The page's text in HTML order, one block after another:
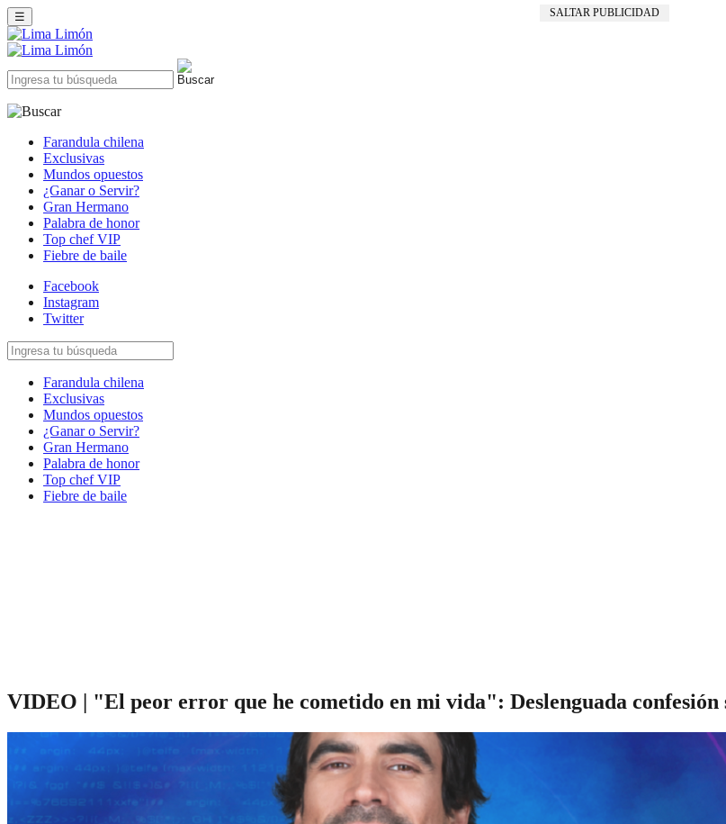
SALTAR PUBLICIDAD
☰
Farandula chilena
Exclusivas
Mundos opuestos
¿Ganar o Servir?
Gran Hermano
Palabra de honor
Top chef VIP
Fiebre de baile
Facebook
Instagram
Twitter
Farandula chilena
Exclusivas
Mundos opuestos
¿Ganar o Servir?
Gran Hermano
Palabra de honor
Top chef VIP
Fiebre de baile
VIDEO | "El peor error que he cometido en mi vida": Deslenguada